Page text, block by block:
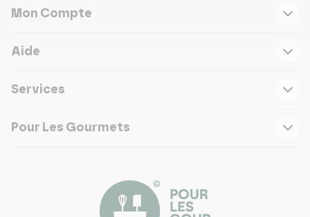
Mon Compte
Aide
Services
Pour Les Gourmets